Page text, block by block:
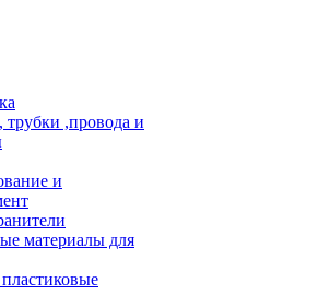
трубки ,провода и
и
материалы для